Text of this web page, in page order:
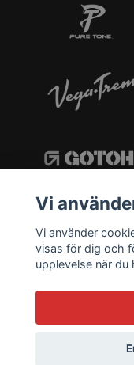
Vi
Vi använder
visas för dig och
upplevelse när du